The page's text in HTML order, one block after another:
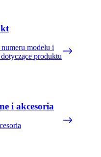
modelu i
produktu
i akcesoria